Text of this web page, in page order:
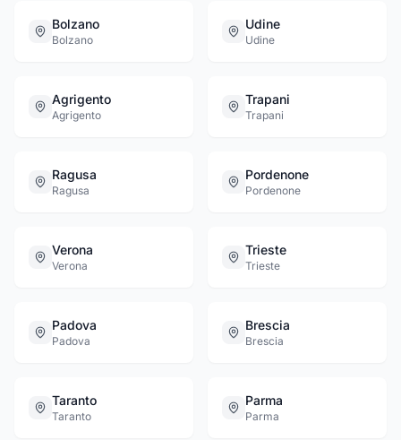
Bolzano
Bolzano
Udine
Udine
Agrigento
Agrigento
Trapani
Trapani
Ragusa
Ragusa
Pordenone
Pordenone
Verona
Verona
Trieste
Trieste
Padova
Padova
Brescia
Brescia
Taranto
Taranto
Parma
Parma